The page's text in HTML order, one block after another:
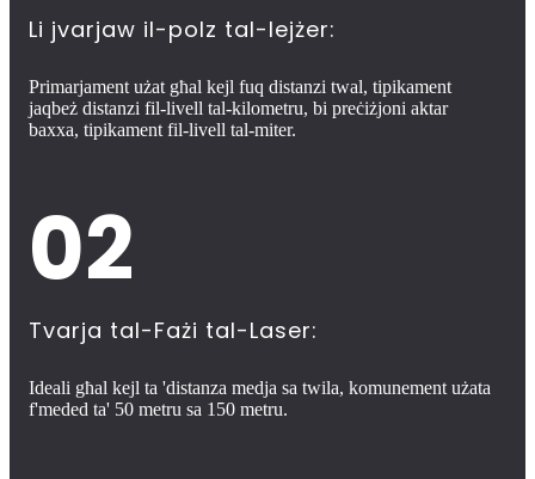
Li jvarjaw il-polz tal-lejżer:
Primarjament użat għal kejl fuq distanzi twal, tipikament
jaqbeż distanzi fil-livell tal-kilometru, bi preċiżjoni aktar
baxxa, tipikament fil-livell tal-miter.
02
Tvarja tal-Fażi tal-Laser:
Ideali għal kejl ta 'distanza medja sa twila, komunement użata
f'meded ta' 50 metru sa 150 metru.